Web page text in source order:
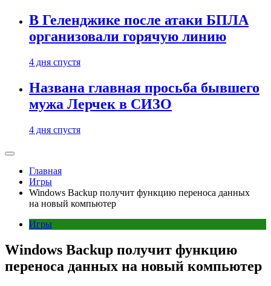
В Геленджике после атаки БПЛА
организовали горячую линию
4 дня спустя
Названа главная просьба бывшего
мужа Лерчек в СИЗО
4 дня спустя
Главная
Игры
Windows Backup получит функцию переноса данных
на новый компьютер
Игры
Windows Backup получит функцию
переноса данных на новый компьютер